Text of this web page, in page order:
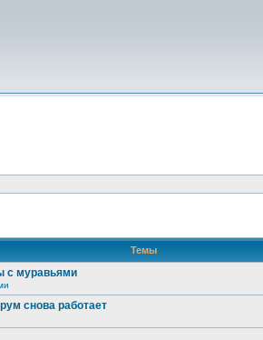
Темы
с муравьями
снова работает